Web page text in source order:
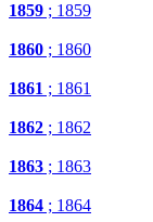
1859 ; 1859
1860 ; 1860
1861 ; 1861
1862 ; 1862
1863 ; 1863
1864 ; 1864